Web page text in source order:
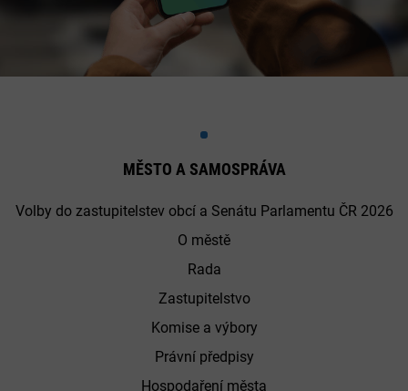
MĚSTO A SAMOSPRÁVA
Volby do zastupitelstev obcí a Senátu Parlamentu ČR 2026
O městě
Rada
Zastupitelstvo
Komise a výbory
Právní předpisy
Hospodaření města